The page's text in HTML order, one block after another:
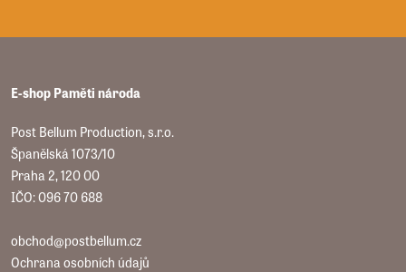
E-shop Paměti národa
Post Bellum Production, s.r.o.
Španělská 1073/10
Praha 2, 120 00
IČO: 096 70 688
obchod@postbellum.cz
Ochrana osobních údajů